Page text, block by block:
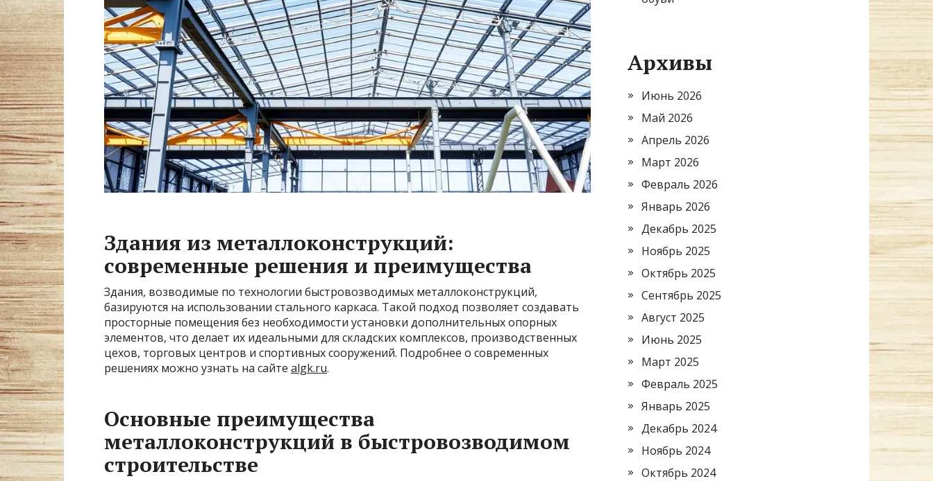
Здания из металлоконструкций:
современные решения и преимущества
Здания, возводимые по технологии быстровозводимых металлоконструкций,
базируются на использовании стального каркаса. Такой подход позволяет создавать
просторные помещения без необходимости установки дополнительных опорных
элементов, что делает их идеальными для складских комплексов, производственных
цехов, торговых центров и спортивных сооружений. Подробнее о современных
решениях можно узнать на сайте algk.ru.
Основные преимущества
металлоконструкций в быстровозводимом
строительстве
Архивы
Июнь 2026
Май 2026
Апрель 2026
Март 2026
Февраль 2026
Январь 2026
Декабрь 2025
Ноябрь 2025
Октябрь 2025
Сентябрь 2025
Август 2025
Июнь 2025
Март 2025
Февраль 2025
Январь 2025
Декабрь 2024
Ноябрь 2024
Октябрь 2024